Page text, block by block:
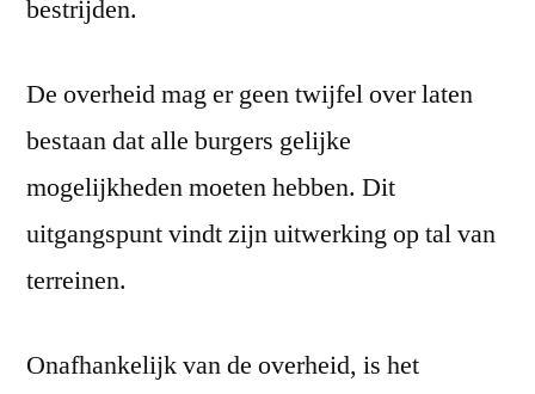
bestrijden.
De overheid mag er geen twijfel over laten
bestaan dat alle burgers gelijke
mogelijkheden moeten hebben. Dit
uitgangspunt vindt zijn uitwerking op tal van
terreinen.
Onafhankelijk van de overheid, is het